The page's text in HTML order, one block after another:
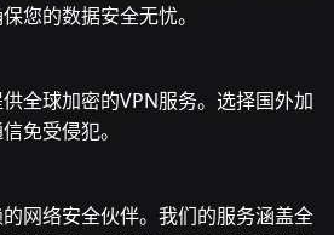
您的数据安全无忧。
全球加密的VPN服务。选择国外加
免受侵犯。
网络安全伙伴。我们的服务涵盖全